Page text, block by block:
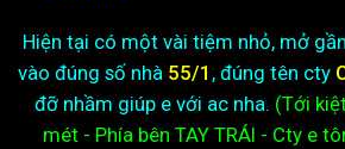
Hiện tại có một vài tiệm nhỏ, mở
vào đúng số nhà 55/1 , đúng tên cty
đỡ nhầm giúp e với ac nha. (Tới
mét - Phía bên TAY TRÁI - Cty e